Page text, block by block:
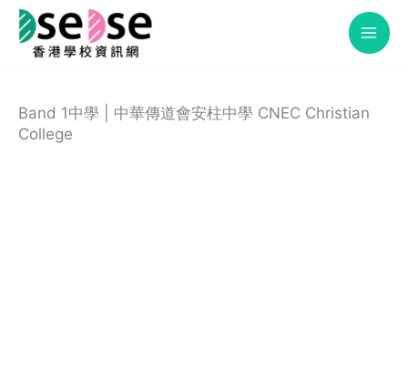
Skip
Band 1中學 | 中華傳道會安柱中學 CNEC Christian
College